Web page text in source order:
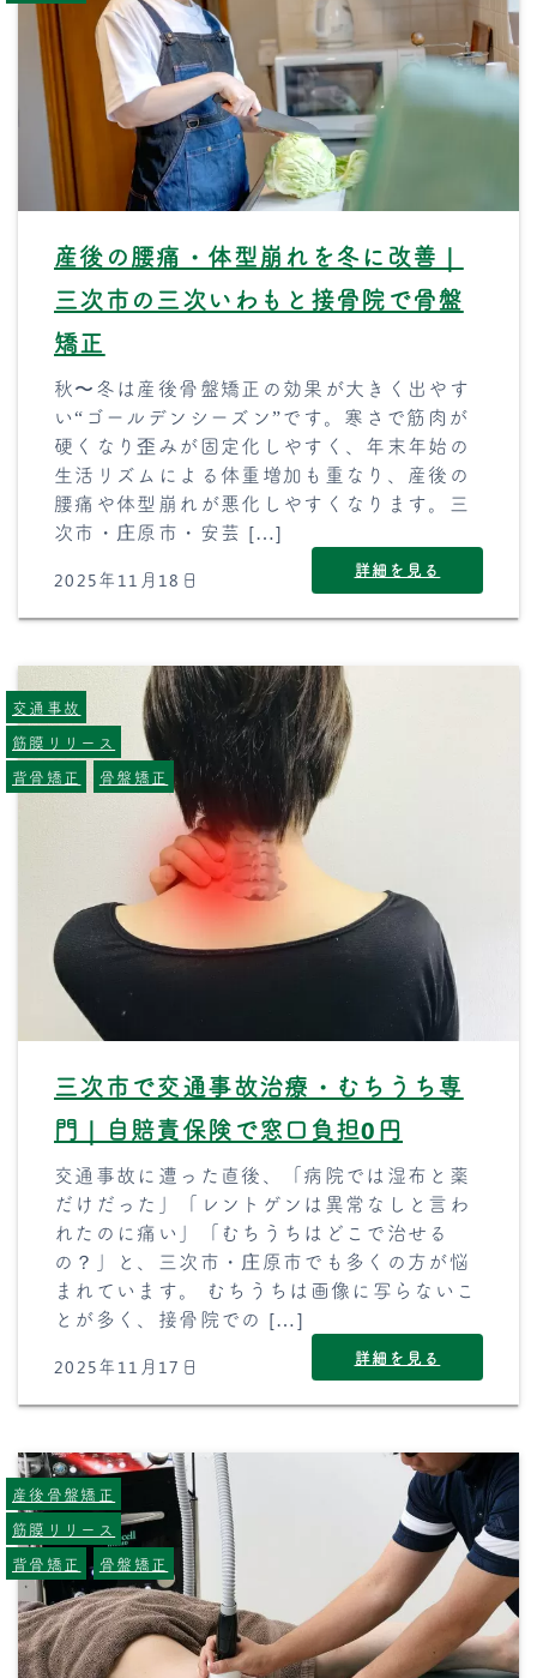
産後の腰痛・体型崩れを冬に改善｜
三次市の三次いわもと接骨院で骨盤
矯正
秋〜冬は産後骨盤矯正の効果が大きく出やす
い“ゴールデンシーズン”です。寒さで筋肉が
硬くなり歪みが固定化しやすく、年末年始の
生活リズムによる体重増加も重なり、産後の
腰痛や体型崩れが悪化しやすくなります。三
次市・庄原市・安芸 […]
2025年11月18日 詳細を見る
三次市で交通事故治療・むちうち専
門｜自賠責保険で窓口負担0円
交通事故に遭った直後、「病院では湿布と薬
だけだった」「レントゲンは異常なしと言わ
れたのに痛い」「むちうちはどこで治せる
の？」と、三次市・庄原市でも多くの方が悩
まれています。 むちうちは画像に写らないこ
とが多く、接骨院での […]
2025年11月17日 詳細を見る
交通事故
筋膜リリース
背骨矯正
骨盤矯正
産後骨盤矯正
筋膜リリース
背骨矯正
骨盤矯正